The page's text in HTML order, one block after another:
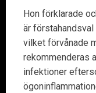
Hon förklarade
är
vilket förvånade
rekommenderas
infektioner